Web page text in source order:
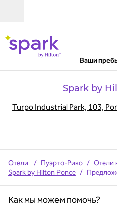
Ваши
Spark by
Turpo Industrial Park, 103,
Отели / Пуэрто-Рико / Отели
Spark by Hilton Ponce /
Как мы можем помочь?